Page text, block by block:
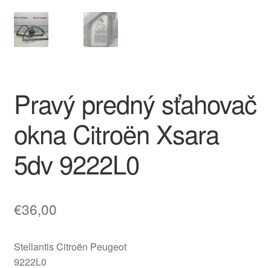
Ochrana osobních údajů
Reklamace
Pravý predný sťahovač
okna Citroën Xsara
5dv 9222L0
€36,00
Stellantis Citroën Peugeot
9222L0